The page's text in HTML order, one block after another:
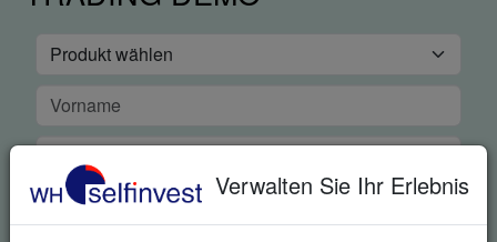
Verwalten Sie Ihr Erlebnis